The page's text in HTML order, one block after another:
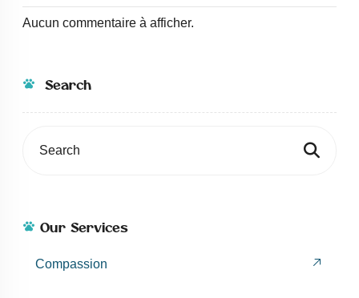
Aucun commentaire à afficher.
Search
Our Services
Compassion